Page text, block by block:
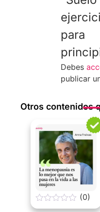
para
Debes
publicar
Otros contenidos
0
(0)